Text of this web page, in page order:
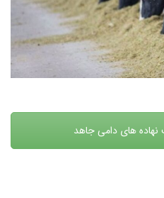
های دامی جاهد